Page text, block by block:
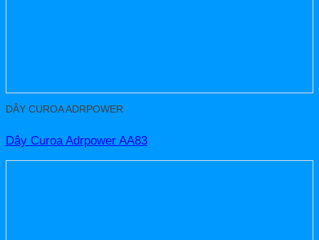
DÂY CUROA ADRPOWER
Dây Curoa Adrpower AA83